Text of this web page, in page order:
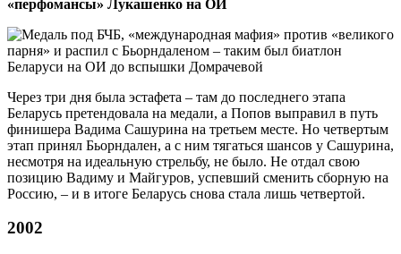
«перфомансы» Лукашенко на ОИ
Через три дня была эстафета – там до последнего этапа
Беларусь претендовала на медали, а Попов выправил в путь
финишера Вадима Сашурина на третьем месте. Но четвертым
этап принял Бьорндален, а с ним тягаться шансов у Сашурина,
несмотря на идеальную стрельбу, не было. Не отдал свою
позицию Вадиму и Майгуров, успевший сменить сборную на
Россию, – и в итоге Беларусь снова стала лишь четвертой.
2002